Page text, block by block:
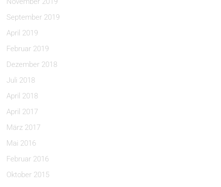
September 2019
April 2019
Februar 2019
Dezember 2018
Juli 2018
April 2018
April 2017
März 2017
Mai 2016
Februar 2016
Oktober 2015